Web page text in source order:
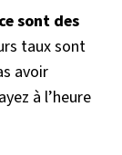
sont des
taux sont
avoir
à l’heure